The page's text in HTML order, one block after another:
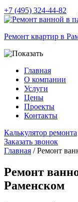
+7 (495) 324-44-82
Ремонт квартир в
Главная
О компании
Услуги
Цены
Проекты
Контакты
Калькулятор ремонта
Заказать звонок
Главная / Ремонт
Ремонт
Раменском